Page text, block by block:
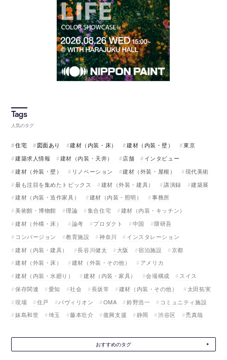
人気のタグ
住宅 図面あり 建材（内装・床） 建材（内装・壁）
東京
建築求人情報
建材（内装・天井） 店舗
インタビュー
建材（外装・壁）
リノベーション 建材（外装・屋根）
現代美術
最も注目を集めたトピックス
建材（外装・建具） 講演録
建築展
建材（内装・造作家具）
建材（内装・照明）
事務所
美術館・博物館
理論 集合住宅
建材（内装・キッチン）
建材（外構・床）
論考 プロダクト 中国
隈研吾
コンバージョン
教育施設 神奈川
インスタレーション
建材（内装・建具）
長谷川健太 大阪 宿泊施設
京都
建材（外装・床）
建材（外装・その他）
アメリカ
建材（内装・水廻り）
建材（内装・家具） 会場構成
スイス
保存関連
愛知 社会 長坂常 建材（内装・その他）
太田拓実
現場
住戸 パヴィリオン OMA 鈴野浩一
コミュニティ施設
妹島和世
埼玉 藤本壮介 復興支援 静岡 渋谷区 禿真哉
おすすめのタグ